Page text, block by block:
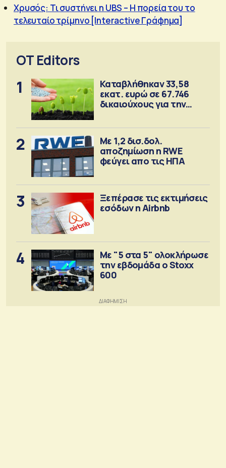
Χρυσός: Τι συστήνει η UBS – Η πορεία του το
τελευταίο τρίμηνο [Interactive Γράφημα]
OT Editors
1
Καταβλήθηκαν 33,58
εκατ. ευρώ σε 67.746
δικαιούχους για την
2
Με 1,2 δισ.δολ.
αποζημίωση η RWE
φεύγει απο τις ΗΠΑ
3
Ξεπέρασε τις εκτιμήσεις
εσόδων η Airbnb
4
Με "5 στα 5" ολοκλήρωσε
την εβδομάδα ο Stoxx
600